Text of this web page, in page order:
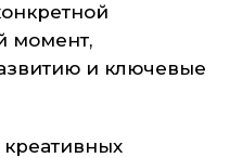
момент,
и ключевые